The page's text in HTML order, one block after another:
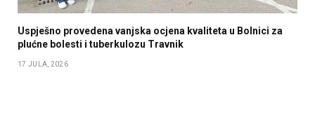
Uspješno provedena vanjska ocjena kvaliteta u Bolnici za
plućne bolesti i tuberkulozu Travnik
17 JULA, 2026